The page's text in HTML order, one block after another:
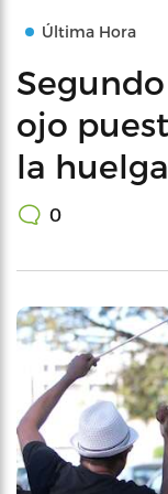
Última Hora
ojo
la
0